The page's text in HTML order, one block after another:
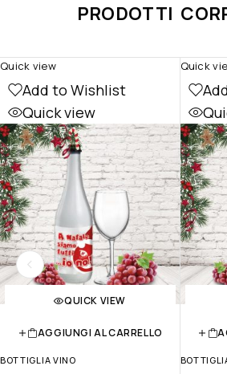
PRODOTTI
Add to Wishlist
Quick view
QUICK VIEW
AGGIUNGI AL CARRELLO
BOTTIGLIA VINO
Quick view Quick